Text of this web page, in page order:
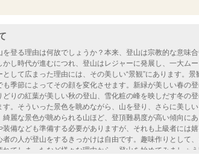
やおすすめのテント7選をご紹介！
ントおすすめ5選】選び方や注意点・お手入れ方
【最強の保冷剤5選】保冷剤の役
法は？キャンプ女子Kajoが洗ってみた！
部、黒部・雲ノ平へ！【ソロキャンプや登山に】湯切
ル春夏の新商品をご紹介
スント・コアの魅力と使い方｜人気おすすめモデ
キャンプ・ハイキング用ヘッド
すめシューズをご紹介
はゼロポイントで揃えよう！種類別で人気アイテ
【山岳四団体声明発表】なぜ今
ん手作りツナ』の作り方
パーSakiさんに教わる！『本格マルゲリータピザ
パティシエキャンパーSakiさん
す】南八ヶ岳テント泊登山、赤岳〜横岳〜硫黄岳の
北八ヶ岳池めぐり山行コース解
に攻略する方法
焚き火台でおすすめなものはどれ？特徴も合わせ
ふるさと納税で焚き火台が手に
が動画投稿を始めたワケとは？
ジャックウルフスキンの魅力と用途別おすすめリ
防水？非防水？トレイルランニ
ダウン！お得な入手方法も
のマルチツールを用途別で紹介！人生の相棒を見
登山用リュックならグレゴリー
すめシューズをご紹介
ヤーのおすすめウェア8選！防虫, 防水, カメラ用
ヒルバーグのテントは用途に合
形の源流「最初の装備は重かった」
のリアルがここにある！料理も魅力の「源流居
【#STAY HOME】釣りに行けな
法は？キャンプ女子Kajoが洗ってみた！
た『アクシーズクイン』、人気の理由とおすすめ
フォックスファイヤーのおすす
力の「源流居酒屋よーこ」チャンネル徹底取材！
パーSakiさんに教わる！『濃厚蒸しショコラ』の
【#STAY HOME】お家でアウト
シピ本、鉄フライパン「ごちそうレシピ」
登山に】湯切り不要パスタの作り方！深型ソロ
パティシエキャンパーSakiさん
味しいなめらか『手作り豆腐』の作り方
パーSakiさんに教わる！カリッ・ジュワ・トロ
パティシエキャンパーSakiさん
ルート「北鎌尾根」から槍ヶ岳へ！
登山女子Kajoの自粛明け登山企
数が500社を突破！
担が重荷に！権利を放棄できる？
山を買ってレジャーを楽しみた
メ！ソロキャンプに最適なテント5選
ー板は初心者におすすめ！3つの理由, 選び方, お
【お手頃キャンピングカー紹介
島？ 福岡の猫島に行ってみた【こずチャンネル】使わなくな
理由とは
ませんか？アウトドア用品をマウンガで高価買取
2018年夏｜マウンテンシティイ
を登る理由は何故でしょうか？本来、登山は宗教的な意味
し時代が進むにつれ、登山はレジャーに発展し、一大ムー
して広まった理由には、その美しい“景観”にあります。
も季節によってその顔を変化させます。新緑が美しい春の
どりの紅葉が美しい秋の登山、雪化粧の峰を映しだす冬の
す。そういった景色を眺めながら、山を登り、さらに美し
綺麗な景色が眺められる山ほど、登頂難易度が高い傾向に
装備なども準備する必要がありますが、それも上級者には
者の人が登山をするきっかけは自由です。趣味作りとして
れてしまったなど様々な理由から、登山を始めてみましょ